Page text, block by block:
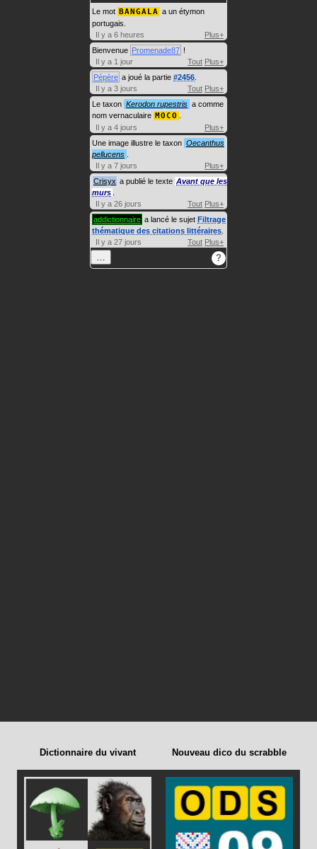
Le mot BANGALA a un étymon
portugais.
Il y a 6 heures
Plus+
Bienvenue Promenade87 !
Il y a 1 jour
Tout Plus+
Pépère a joué la partie #2456
Il y a 3 jours
Tout Plus+
Le taxon Kerodon rupestris a comme
nom vernaculaire MOCO
Il y a 4 jours
Plus+
Une image illustre le taxon Oecanthus
pellucens
Il y a 7 jours
Plus+
Crisyx a publié le texte Avant que les
murs
Il y a 26 jours
Tout Plus+
addictionnaire a lancé le sujet Filtrage
thématique des citations littéraires
Il y a 27 jours
Tout Plus+
… ?
Dictionnaire du vivant Nouveau dico du scrabble